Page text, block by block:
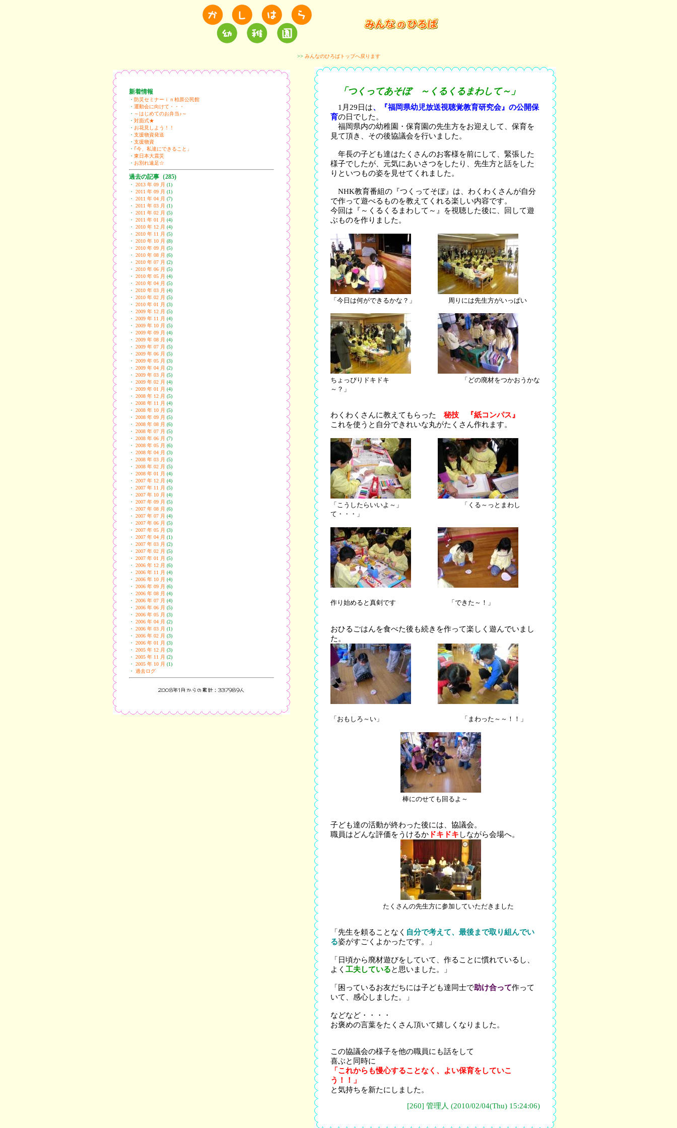
>> みんなのひろばトップへ戻ります
新着情報
・ 防災セミナーｉｎ柏原公民館
・ 運動会に向けて・・・
・ ～はじめてのお弁当♪～
・ 対面式★
・ お花見しよう！！
・ 支援物資発送
・ 支援物資
・ ｢今、私達にできること」
・ 東日本大震災
・ お別れ遠足☆
過去の記事（285)
・ 2013 年 09 月 (1)
・
2011 年 09 月 (1)
・
2011 年 04 月 (7)
・
2011 年 03 月 (1)
・
2011 年 02 月 (5)
・
2011 年 01 月 (4)
・
2010 年 12 月 (4)
・
2010 年 11 月 (5)
・
2010 年 10 月 (8)
・
2010 年 09 月 (5)
・
2010 年 08 月 (6)
・
2010 年 07 月 (2)
・
2010 年 06 月 (5)
・
2010 年 05 月 (4)
・
2010 年 04 月 (5)
・
2010 年 03 月 (4)
・
2010 年 02 月 (5)
・
2010 年 01 月 (3)
・
2009 年 12 月 (5)
・
2009 年 11 月 (4)
・
2009 年 10 月 (5)
・
2009 年 09 月 (4)
・
2009 年 08 月 (4)
・
2009 年 07 月 (5)
・
2009 年 06 月 (5)
・
2009 年 05 月 (3)
・
2009 年 04 月 (2)
・
2009 年 03 月 (5)
・
2009 年 02 月 (4)
・
2009 年 01 月 (4)
・
2008 年 12 月 (5)
・
2008 年 11 月 (4)
・
2008 年 10 月 (5)
・
2008 年 09 月 (5)
・
2008 年 08 月 (6)
・
2008 年 07 月 (5)
・
2008 年 06 月 (7)
・
2008 年 05 月 (6)
・
2008 年 04 月 (3)
・
2008 年 03 月 (5)
・
2008 年 02 月 (5)
・
2008 年 01 月 (4)
・
2007 年 12 月 (4)
・
2007 年 11 月 (5)
・
2007 年 10 月 (4)
・
2007 年 09 月 (5)
・
2007 年 08 月 (6)
・
2007 年 07 月 (4)
・
2007 年 06 月 (5)
・
2007 年 05 月 (3)
・
2007 年 04 月 (1)
・
2007 年 03 月 (2)
・
2007 年 02 月 (5)
・
2007 年 01 月 (5)
・
2006 年 12 月 (6)
・
2006 年 11 月 (4)
・
2006 年 10 月 (4)
・
2006 年 09 月 (6)
・
2006 年 08 月 (4)
・
2006 年 07 月 (4)
・
2006 年 06 月 (5)
・
2006 年 05 月 (3)
・
2006 年 04 月 (2)
・
2006 年 03 月 (1)
・
2006 年 02 月 (3)
・
2006 年 01 月 (3)
・
2005 年 12 月 (3)
・
2005 年 11 月 (2)
・
2005 年 10 月 (1)
・ 過去ログ
「つくってあそぼ ～くるくるまわして～」
1月29日は、『福岡県幼児放送視聴覚教育研究会』の公開保
育の日でした。
福岡県内の幼稚園・保育園の先生方をお迎えして、保育を
見て頂き、その後協議会を行いました。
年長の子ども達はたくさんのお客様を前にして、緊張した
様子でしたが、元気にあいさつをしたり、先生方と話をした
りといつもの姿を見せてくれました。
NHK教育番組の『つくってそぼ』は、わくわくさんが自分
で作って遊べるものを教えてくれる楽しい内容です。
今回は『～くるくるまわして～』を視聴した後に、回して遊
ぶものを作りました。
「今日は何ができるかな？」 周りには先生方がいっぱい
ちょっぴりドキドキ
「どの廃材をつかおうかな
～？」
わくわくさんに教えてもらった
秘技 『紙コンパス』
これを使うと自分できれいな丸がたくさん作れます。
「こうしたらいいよ～」 「くる～っとまわし
て・・・」
作り始めると真剣です 「できた～！」
おひるごはんを食べた後も続きを作って楽しく遊んでいまし
た。
「おもしろ～い」 「まわった～～！！」
棒にのせても回るよ～
子ども達の活動が終わった後には、協議会。
職員はどんな評価をうけるか ドキドキ しながら会場へ。
たくさんの先生方に参加していただきました
「先生を頼ることなく 自分で考えて、最後まで取り組んでい
る姿がすごくよかったです。」
「日頃から廃材遊びをしていて、作ることに慣れているし、
よく 工夫していると 思いました。」
「困っているお友だちには子ども達同士で助け合って作って
いて、感心しました。」
などなど・・・・
お褒めの言葉をたくさん頂いて嬉しくなりました。
この協議会の様子を他の職員にも話をして
喜ぶと同時に
「これからも慢心することなく、よい保育をしていこ
う！！」
と気持ちを新たにしました。
[260] 管理人 (2010/02/04(Thu) 15:24:06)